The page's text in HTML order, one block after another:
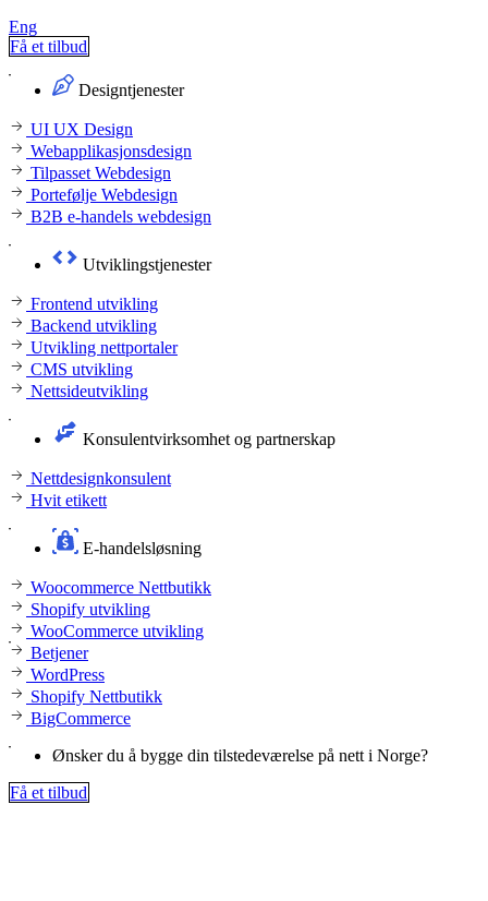
Eng
Få et tilbud
Designtjenester
UI UX Design
Webapplikasjonsdesign
Tilpasset Webdesign
Portefølje Webdesign
B2B e-handels webdesign
Utviklingstjenester
Frontend utvikling
Backend utvikling
Utvikling nettportaler
CMS utvikling
Nettsideutvikling
Konsulentvirksomhet og partnerskap
Nettdesignkonsulent
Hvit etikett
E-handelsløsning
Woocommerce Nettbutikk
Shopify utvikling
WooCommerce utvikling
Betjener
WordPress
Shopify Nettbutikk
BigCommerce
Ønsker du å bygge din tilstedeværelse på nett i Norge?
Få et tilbud